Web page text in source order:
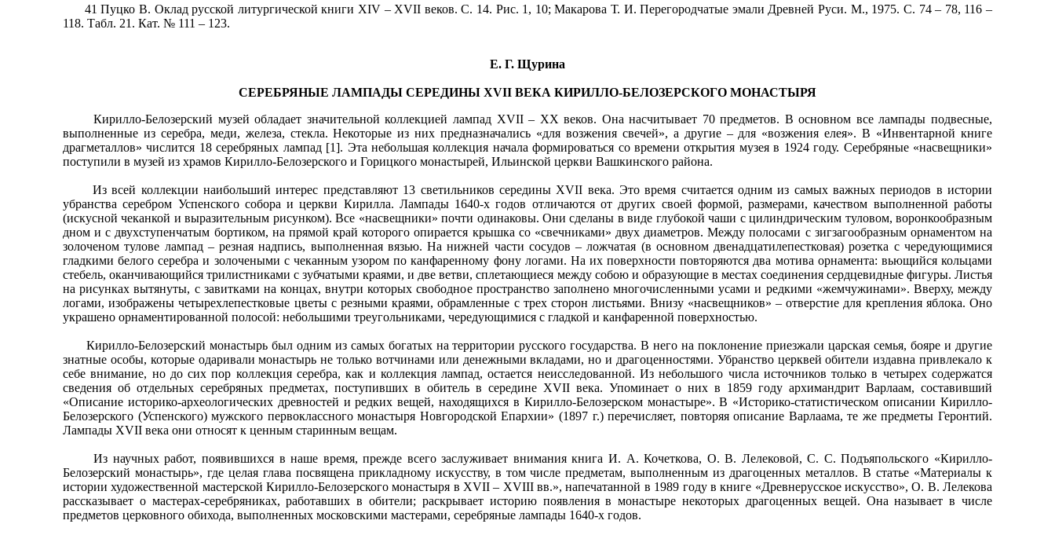
41 Пуцко В. Оклад русской литургической книги XIV – XVII веков. С. 14. Рис. 1, 10; Макарова Т. И. Перегородчатые эмали Древней Руси. М., 1975. С. 74 – 78, 116 –
118. Табл. 21. Кат. № 111 – 123.
Е. Г. Щурина
СЕРЕБРЯНЫЕ ЛАМПАДЫ СЕРЕДИНЫ XVII ВЕКА КИРИЛЛО-БЕЛОЗЕРСКОГО МОНАСТЫРЯ
Кирилло-Белозерский музей обладает значительной коллекцией лампад XVII – XX веков. Она насчитывает 70 предметов. В основном все лампады подвесные,
выполненные из серебра, меди, железа, стекла. Некоторые из них предназначались «для возжения свечей», а другие – для «возжения елея». В «Инвентарной книге
драгметаллов» числится 18 серебряных лампад [1]. Эта небольшая коллекция начала формироваться со времени открытия музея в 1924 году. Серебряные «насвещники»
поступили в музей из храмов Кирилло-Белозерского и Горицкого монастырей, Ильинской церкви Вашкинского района.
Из всей коллекции наибольший интерес представляют 13 светильников середины XVII века. Это время считается одним из самых важных периодов в истории
убранства серебром Успенского собора и церкви Кирилла. Лампады 1640-х годов отличаются от других своей формой, размерами, качеством выполненной работы
(искусной чеканкой и выразительным рисунком). Все «насвещники» почти одинаковы. Они сделаны в виде глубокой чаши с цилиндрическим туловом, воронкообразным
дном и с двухступенчатым бортиком, на прямой край которого опирается крышка со «свечниками» двух диаметров. Между полосами с зигзагообразным орнаментом на
золоченом тулове лампад – резная надпись, выполненная вязью. На нижней части сосудов – ложчатая (в основном двенадцатилепестковая) розетка с чередующимися
гладкими белого серебра и золочеными с чеканным узором по канфаренному фону логами. На их поверхности повторяются два мотива орнамента: вьющийся кольцами
стебель, оканчивающийся трилистниками с зубчатыми краями, и две ветви, сплетающиеся между собою и образующие в местах соединения сердцевидные фигуры. Листья
на рисунках вытянуты, с завитками на концах, внутри которых свободное пространство заполнено многочисленными усами и редкими «жемчужинами». Вверху, между
логами, изображены четырехлепестковые цветы с резными краями, обрамленные с трех сторон листьями. Внизу «насвещников» – отверстие для крепления яблока. Оно
украшено орнаментированной полосой: небольшими треугольниками, чередующимися с гладкой и канфаренной поверхностью.
Кирилло-Белозерский монастырь был одним из самых богатых на территории русского государства. В него на поклонение приезжали царская семья, бояре и другие
знатные особы, которые одаривали монастырь не только вотчинами или денежными вкладами, но и драгоценностями. Убранство церквей обители издавна привлекало к
себе внимание, но до сих пор коллекция серебра, как и коллекция лампад, остается неисследованной. Из небольшого числа источников только в четырех содержатся
сведения об отдельных серебряных предметах, поступивших в обитель в середине XVII века. Упоминает о них в 1859 году архимандрит Варлаам, составивший
«Описание историко-археологических древностей и редких вещей, находящихся в Кирилло-Белозерском монастыре». В «Историко-статистическом описании Кирилло-
Белозерского (Успенского) мужского первоклассного монастыря Новгородской Епархии» (1897 г.) перечисляет, повторяя описание Варлаама, те же предметы Геронтий.
Лампады XVII века они относят к ценным старинным вещам.
Из научных работ, появившихся в наше время, прежде всего заслуживает внимания книга И. А. Кочеткова, О. В. Лелековой, С. С. Подъяпольского «Кирилло-
Белозерский монастырь», где целая глава посвящена прикладному искусству, в том числе предметам, выполненным из драгоценных металлов. В статье «Материалы к
истории художественной мастерской Кирилло-Белозерского монастыря в XVII – XVIII вв.», напечатанной в 1989 году в книге «Древнерусское искусство», О. В. Лелекова
рассказывает о мастерах-серебряниках, работавших в обители; раскрывает историю появления в монастыре некоторых драгоценных вещей. Она называет в числе
предметов церковного обихода, выполненных московскими мастерами, серебряные лампады 1640-х годов.